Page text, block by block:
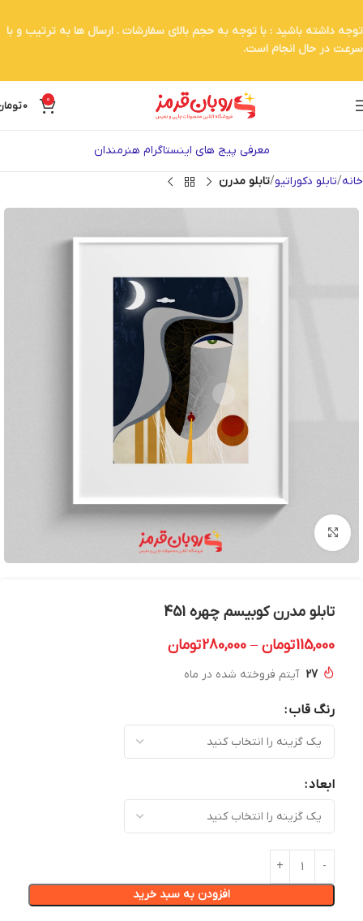
0
0
معرفی پیج های اینستاگرام هنرمندان
خانه تابلو دکوراتیو تابلو مدرن
بزرگنمایی تصویر
تابلو مدرن کوبیسم چهره 451
115,000تومان –
280,000تومان
27 آیتم فروخته شده در ماه
رنگ قاب
ابعاد
افزودن به سبد خرید
توجه داشته باشید : با توجه به حجم بالای سفارشات . ارسال ها به ترتیب و با
سرعت در حال انجام است.